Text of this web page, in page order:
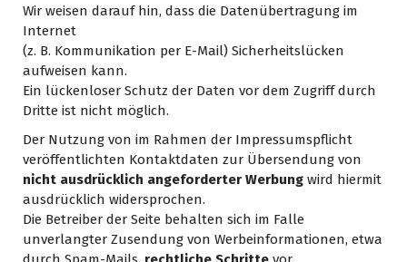
Wir weisen darauf hin, dass die Datenübertragung im
Internet
(z. B. Kommunikation per E-Mail) Sicherheitslücken
aufweisen kann.
Ein lückenloser Schutz der Daten vor dem Zugriff durch
Dritte ist nicht möglich.
Der Nutzung von im Rahmen der Impressumspflicht
veröffentlichten Kontaktdaten zur Übersendung von
nicht ausdrücklich angeforderter Werbung wird hiermit
ausdrücklich widersprochen.
Die Betreiber der Seite behalten sich im Falle
unverlangter Zusendung von Werbeinformationen, etwa